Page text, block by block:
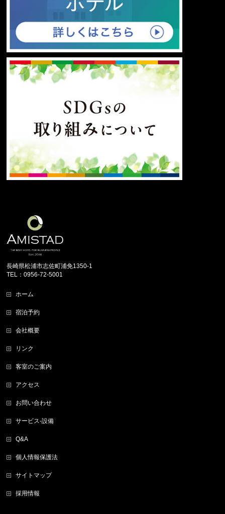
長崎県松浦市志佐町浦免1350-1
TEL：0956-72-5001
ホーム
宿泊予約
会社概要
リンク
客室のご案内
アクセス
お問い合わせ
サービス-設備
Q&A
個人情報保護法
サイトマップ
採用情報